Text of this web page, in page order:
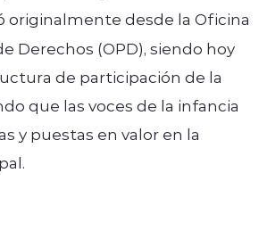
originalmente desde la Oficina
Derechos (OPD), siendo hoy
de participación de la
que las voces de la infancia
y puestas en valor en la